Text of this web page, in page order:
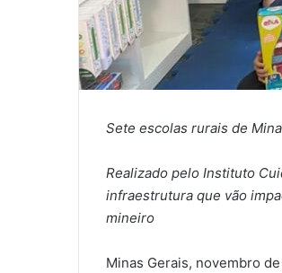
Sete escolas rurais de
Realizado pelo Instituto
infraestrutura que vão
mineiro
Minas Gerais, novembro